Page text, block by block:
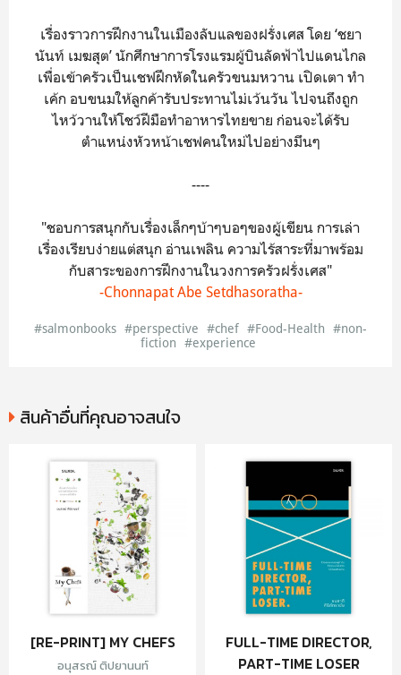
เรื่องราวการฝึกงานในเมืองลับแลของฝรั่งเศส โดย ‘ชยา
นันท์ เมฆสุต’ นักศึกษาการโรงแรมผู้บินลัดฟ้าไปแดนไกล
เพื่อเข้าครัวเป็นเชฟฝึกหัดในครัวขนมหวาน เปิดเตา ทำ
เค้ก อบขนมให้ลูกค้ารับประทานไม่เว้นวัน ไปจนถึงถูก
ไหว้วานให้โชว์ฝีมือทำอาหารไทยขาย ก่อนจะได้รับ
ตำแหน่งหัวหน้าเชฟคนใหม่ไปอย่างมึนๆ
----
"ชอบการสนุกกับเรื่องเล็กๆบ้าๆบอๆของผู้เขียน การเล่า
เรื่องเรียบง่ายแต่สนุก อ่านเพลิน ความไร้สาระที่มาพร้อม
กับสาระของการฝึกงานในวงการครัวฝรั่งเศส"
-Chonnapat Abe Setdhasoratha-
#salmonbooks #perspective #chef #Food-Health #non-
fiction #experience
สินค้าอื่นที่คุณอาจสนใจ
[RE-PRINT] MY CHEFS
อนุสรณ์ ติปยานนท์
FULL-TIME DIRECTOR,
PART-TIME LOSER